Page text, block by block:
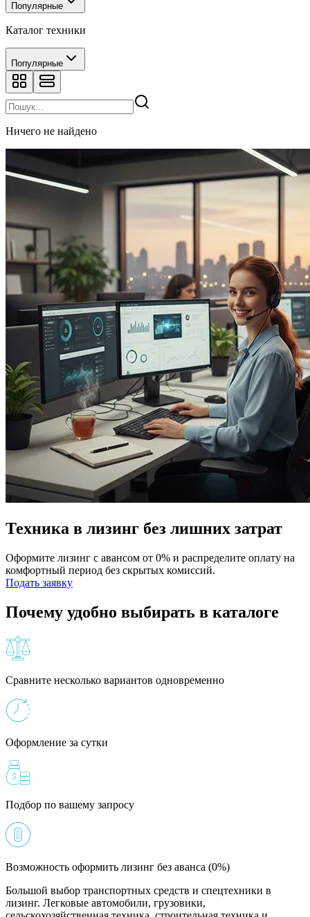
Популярные
Каталог техники
Популярные
Ничего не найдено
Техника в лизинг без лишних затрат
Оформите лизинг с авансом от 0% и распределите оплату на
комфортный период без скрытых комиссий.
Подать заявку
Почему удобно выбирать в каталоге
Сравните несколько вариантов одновременно
Оформление за сутки
Подбор по вашему запросу
Возможность оформить лизинг без аванса (0%)
Большой выбор транспортных средств и спецтехники в
лизинг. Легковые автомобили, грузовики,